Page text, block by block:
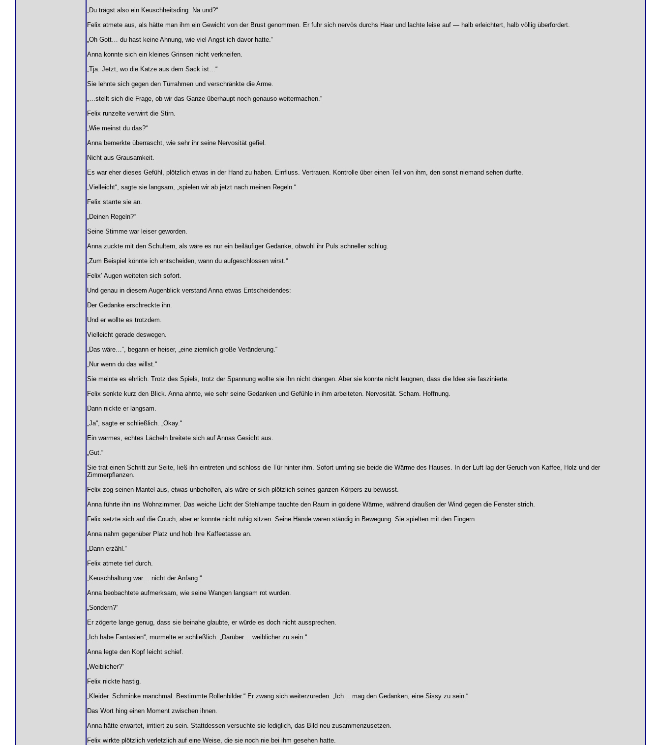
„Du trägst also ein Keuschheitsding. Na und?“
Felix atmete aus, als hätte man ihm ein Gewicht von der Brust genommen. Er fuhr sich nervös durchs Haar und lachte leise auf — halb erleichtert, halb völlig überfordert.
„Oh Gott… du hast keine Ahnung, wie viel Angst ich davor hatte.“
Anna konnte sich ein kleines Grinsen nicht verkneifen.
„Tja. Jetzt, wo die Katze aus dem Sack ist…“
Sie lehnte sich gegen den Türrahmen und verschränkte die Arme.
„…stellt sich die Frage, ob wir das Ganze überhaupt noch genauso weitermachen.“
Felix runzelte verwirrt die Stirn.
„Wie meinst du das?“
Anna bemerkte überrascht, wie sehr ihr seine Nervosität gefiel.
Nicht aus Grausamkeit.
Es war eher dieses Gefühl, plötzlich etwas in der Hand zu haben. Einfluss. Vertrauen. Kontrolle über einen Teil von ihm, den sonst niemand sehen durfte.
„Vielleicht“, sagte sie langsam, „spielen wir ab jetzt nach meinen Regeln.“
Felix starrte sie an.
„Deinen Regeln?“
Seine Stimme war leiser geworden.
Anna zuckte mit den Schultern, als wäre es nur ein beiläufiger Gedanke, obwohl ihr Puls schneller schlug.
„Zum Beispiel könnte ich entscheiden, wann du aufgeschlossen wirst.“
Felix’ Augen weiteten sich sofort.
Und genau in diesem Augenblick verstand Anna etwas Entscheidendes:
Der Gedanke erschreckte ihn.
Und er wollte es trotzdem.
Vielleicht gerade deswegen.
„Das wäre…“, begann er heiser, „eine ziemlich große Veränderung.“
„Nur wenn du das willst.“
Sie meinte es ehrlich. Trotz des Spiels, trotz der Spannung wollte sie ihn nicht drängen. Aber sie konnte nicht leugnen, dass die Idee sie faszinierte.
Felix senkte kurz den Blick. Anna ahnte, wie sehr seine Gedanken und Gefühle in ihm arbeiteten. Nervosität. Scham. Hoffnung.
Dann nickte er langsam.
„Ja“, sagte er schließlich. „Okay.“
Ein warmes, echtes Lächeln breitete sich auf Annas Gesicht aus.
„Gut.“
Sie trat einen Schritt zur Seite, ließ ihn eintreten und schloss die Tür hinter ihm. Sofort umfing sie beide die Wärme des Hauses. In der Luft lag der Geruch von Kaffee, Holz und der
Zimmerpflanzen.
Felix zog seinen Mantel aus, etwas unbeholfen, als wäre er sich plötzlich seines ganzen Körpers zu bewusst.
Anna führte ihn ins Wohnzimmer. Das weiche Licht der Stehlampe tauchte den Raum in goldene Wärme, während draußen der Wind gegen die Fenster strich.
Felix setzte sich auf die Couch, aber er konnte nicht ruhig sitzen. Seine Hände waren ständig in Bewegung. Sie spielten mit den Fingern.
Anna nahm gegenüber Platz und hob ihre Kaffeetasse an.
„Dann erzähl.“
Felix atmete tief durch.
„Keuschhaltung war… nicht der Anfang.“
Anna beobachtete aufmerksam, wie seine Wangen langsam rot wurden.
„Sondern?“
Er zögerte lange genug, dass sie beinahe glaubte, er würde es doch nicht aussprechen.
„Ich habe Fantasien“, murmelte er schließlich. „Darüber… weiblicher zu sein.“
Anna legte den Kopf leicht schief.
„Weiblicher?“
Felix nickte hastig.
„Kleider. Schminke manchmal. Bestimmte Rollenbilder.“ Er zwang sich weiterzureden. „Ich… mag den Gedanken, eine Sissy zu sein.“
Das Wort hing einen Moment zwischen ihnen.
Anna hätte erwartet, irritiert zu sein. Stattdessen versuchte sie lediglich, das Bild neu zusammenzusetzen.
Felix wirkte plötzlich verletzlich auf eine Weise, die sie noch nie bei ihm gesehen hatte.